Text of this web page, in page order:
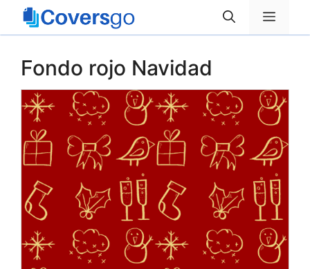
Saltar
Menú
Fondo rojo Navidad